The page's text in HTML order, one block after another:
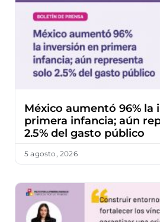
México aumentó 96% la
primera infancia; aún
2.5% del gasto público
5 agosto, 2026